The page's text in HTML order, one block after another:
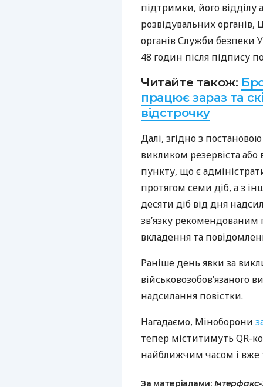
підтримки, його відділу
розвідувальних
органів Служби безпеки
48 годин після підпису
Читайте також:
працює зараз та
відстрочку
Далі, згідно з
викликом резервіста або
пункту, що є
протягом семи діб, а з
десяти діб від дня
зв’язку
вкладення та
Раніше день явки за
військовозобов’язаного
надсилання повістки.
Нагадаємо, Міноборони
тепер міститимуть QR-
найближчим часом і вже
За матеріалами: